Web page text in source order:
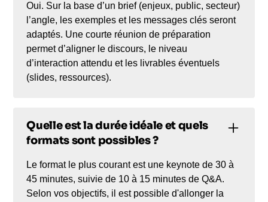
Oui. Sur la base d’un brief (enjeux, public, secteur)
l’angle, les exemples et les messages clés seront
adaptés. Une courte réunion de préparation
permet d’aligner le discours, le niveau
d’interaction attendu et les livrables éventuels
(slides, ressources).
Quelle est la durée idéale et quels
formats sont possibles ?
Le format le plus courant est une keynote de 30 à
45 minutes, suivie de 10 à 15 minutes de Q&A.
Selon vos objectifs, il est possible d'allonger la